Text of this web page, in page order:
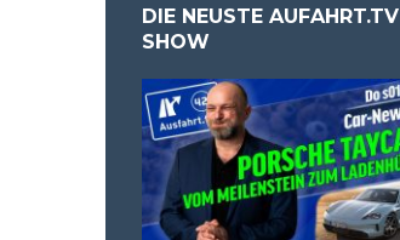
DIE NEUSTE AUFAHRT.TV
SHOW